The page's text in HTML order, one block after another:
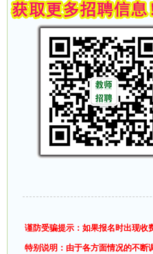
谨防受骗提示：如果报名时出现收
特别说明：由于各方面情况的不断